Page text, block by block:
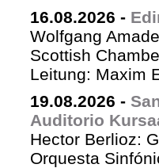
16.08.2026 -
Wolfgang
Scottish
Leitung: Maxim
19.08.2026 -
Auditorio
Hector Berlioz:
Orquesta